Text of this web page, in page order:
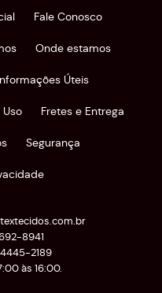
Fale Conosco
Onde estamos
Úteis
Fretes e Entrega
Segurança
8941
2189
às 16:00.